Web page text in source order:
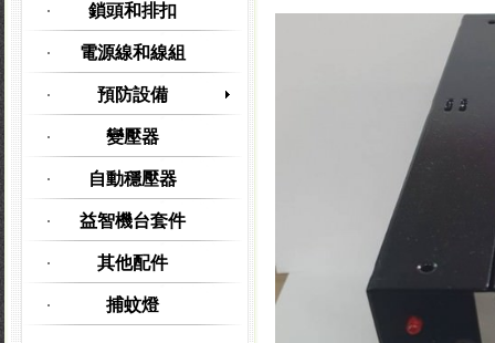
鎖頭和排扣
電源線和線組
預防設備
變壓器
自動穩壓器
益智機台套件
其他配件
捕蚊燈